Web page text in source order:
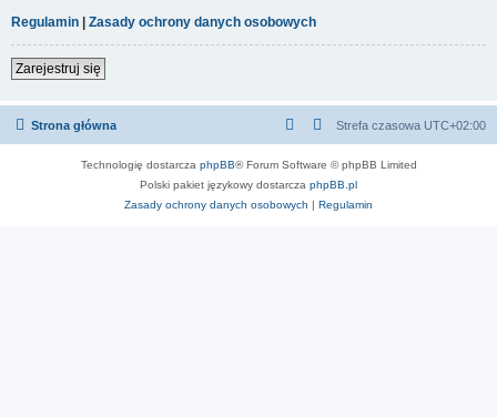
Regulamin | Zasady ochrony danych osobowych
Zarejestruj się
Strona główna Strefa czasowa UTC+02:00
Technologię dostarcza phpBB® Forum Software © phpBB Limited
Polski pakiet językowy dostarcza phpBB.pl
Zasady ochrony danych osobowych | Regulamin